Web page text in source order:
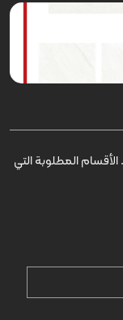
الأقسام المطلوبة التي